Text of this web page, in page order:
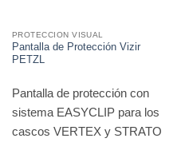
PROTECCION VISUAL
Pantalla de Protección Vizir
PETZL
Pantalla de protección con
sistema EASYCLIP para los
cascos VERTEX y STRATO